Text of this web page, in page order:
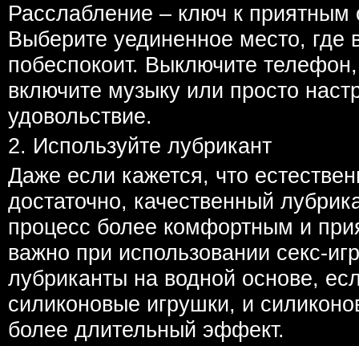
Расслабление – ключ к
Выберите уединенное место, где
побеспокоит. Выключите
включите музыку или просто
удовольствие.
2. Используйте лубрикант
Даже если кажется, что
достаточно, качественный
процесс более комфортным и
важно при использовании секс-
лубриканты на водной основе,
силиконовые игрушки, и
более длительный эффект.